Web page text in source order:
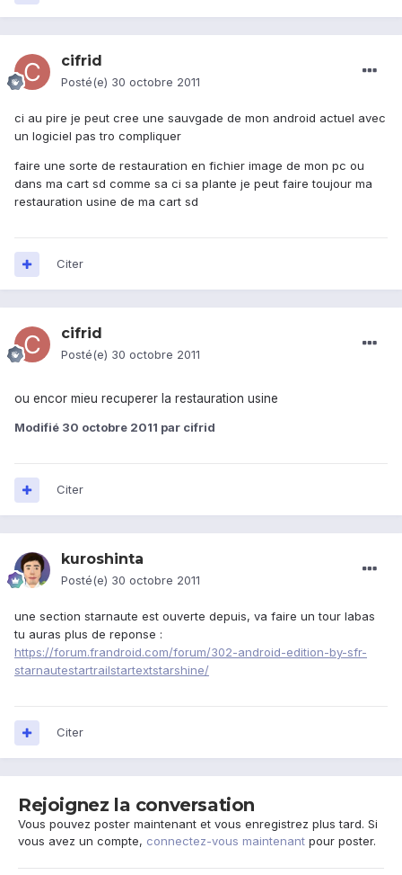
cifrid
Posté(e) 30 octobre 2011
ci au pire je peut cree une sauvgade de mon android actuel avec
un logiciel pas tro compliquer
faire une sorte de restauration en fichier image de mon pc ou
dans ma cart sd comme sa ci sa plante je peut faire toujour ma
restauration usine de ma cart sd
Citer
cifrid
Posté(e) 30 octobre 2011
ou encor mieu recuperer la restauration usine
Modifié 30 octobre 2011 par cifrid
Citer
kuroshinta
Posté(e) 30 octobre 2011
une section starnaute est ouverte depuis, va faire un tour labas
tu auras plus de reponse :
https://forum.frandroid.com/forum/302-android-edition-by-sfr-
starnautestartrailstartextstarshine/
Citer
Rejoignez la conversation
Vous pouvez poster maintenant et vous enregistrez plus tard. Si
vous avez un compte, connectez-vous maintenant pour poster.